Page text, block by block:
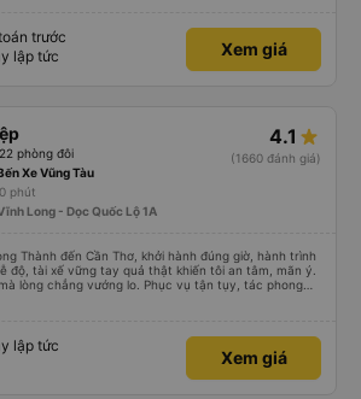
trước
lập tức
Xem giá
phòng đôi
4.1
(1660 đánh giá)
Xe Vũng Tàu
phút
Long - Dọc Quốc Lộ 1A
Thành đến Cần Thơ, khởi hành đúng giờ, hành trình
quả thật khiến tôi an tâm, mãn ý.
lòng chẳng vướng lo. Phục vụ tận tụy, tác phong
giữa thời buổi kim tiền vội vã. Xã hội loạn đạo. Xin gửi
lập tức
Xem giá